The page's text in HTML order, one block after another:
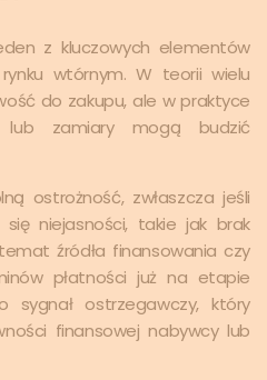
z kluczowych elementów
wtórnym. W teorii wielu
do zakupu, ale w praktyce
lub zamiary mogą budzić
ostrożność, zwłaszcza jeśli
niejasności, takie jak brak
źródła finansowania czy
płatności już na etapie
sygnał ostrzegawczy, który
finansowej nabywcy lub